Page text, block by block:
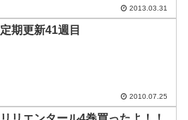
2013.03.31
定期更新41週目
2010.07.25